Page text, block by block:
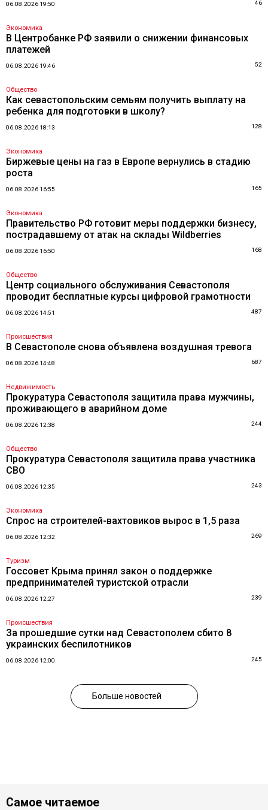
06.08.2026 19:50 46
Экономика
В Центробанке РФ заявили о снижении финансовых
платежей
06.08.2026 19:46 52
Общество
Как севастопольским семьям получить выплату на
ребенка для подготовки в школу?
06.08.2026 18:13 128
Экономика
Биржевые цены на газ в Европе вернулись в стадию
роста
06.08.2026 16:55 165
Экономика
Правительство РФ готовит меры поддержки бизнесу,
пострадавшему от атак на склады Wildberries
06.08.2026 16:50 168
Общество
Центр социального обслуживания Севастополя
проводит бесплатные курсы цифровой грамотности
06.08.2026 14:51 487
Происшествия
В Севастополе снова объявлена воздушная тревога
06.08.2026 14:48 687
Недвижимость
Прокуратура Севастополя защитила права мужчины,
проживающего в аварийном доме
06.08.2026 12:38 244
Общество
Прокуратура Севастополя защитила права участника
СВО
06.08.2026 12:35 243
Экономика
Спрос на строителей-вахтовиков вырос в 1,5 раза
06.08.2026 12:32 269
Туризм
Госсовет Крыма принял закон о поддержке
предпринимателей туристской отрасли
06.08.2026 12:27 239
Происшествия
За прошедшие сутки над Севастополем сбито 8
украинских беспилотников
06.08.2026 12:00 245
Больше новостей
Самое читаемое